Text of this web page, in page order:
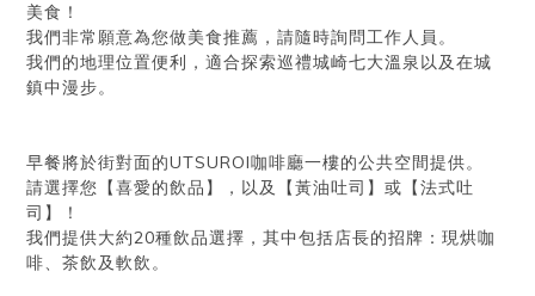
美食！
我們非常願意為您做美食推薦，請隨時詢問工作人員。
我們的地理位置便利，適合探索巡禮城崎七大溫泉以及在城
鎮中漫步。
早餐將於街對面的UTSUROI咖啡廳一樓的公共空間提供。
請選擇您【喜愛的飲品】，以及【黃油吐司】或【法式吐
司】！
我們提供大約20種飲品選擇，其中包括店長的招牌：現烘咖
啡、茶飲及軟飲。